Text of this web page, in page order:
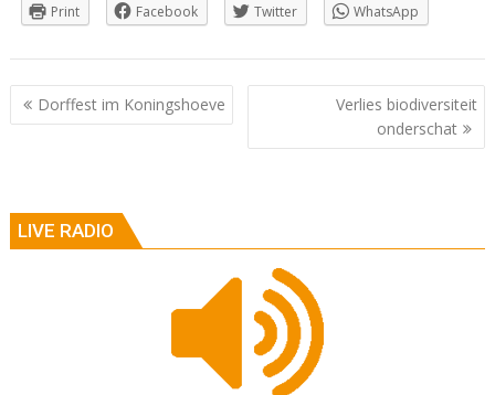
Print Facebook Twitter WhatsApp
Berichtnavigatie
Dorffest im Koningshoeve
Verlies biodiversiteit
onderschat
LIVE RADIO